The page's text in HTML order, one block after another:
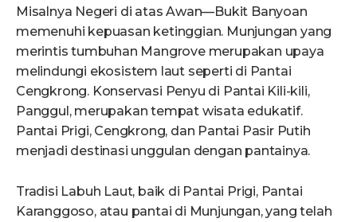
Misalnya Negeri di atas Awan—Bukit Banyoan
memenuhi kepuasan ketinggian. Munjungan yang
merintis tumbuhan Mangrove merupakan upaya
melindungi ekosistem laut seperti di Pantai
Cengkrong. Konservasi Penyu di Pantai Kili-kili,
Panggul, merupakan tempat wisata edukatif.
Pantai Prigi, Cengkrong, dan Pantai Pasir Putih
menjadi destinasi unggulan dengan pantainya.
Tradisi Labuh Laut, baik di Pantai Prigi, Pantai
Karanggoso, atau pantai di Munjungan, yang telah